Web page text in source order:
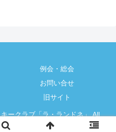
例会・総会
お問い合せ
旧サイト
ークラブ「ラ・ランドネ」 All
Reserved.